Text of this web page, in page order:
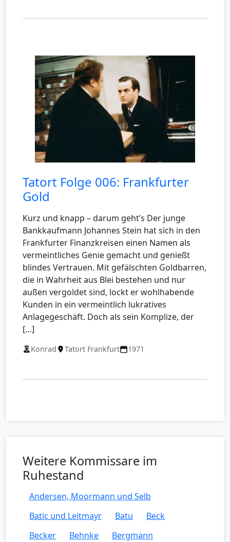
Tatort Folge 006: Frankfurter
Gold
Kurz und knapp – darum geht’s Der junge
Bankkaufmann Johannes Stein hat sich in den
Frankfurter Finanzkreisen einen Namen als
vermeintliches Genie gemacht und genießt
blindes Vertrauen. Mit gefälschten Goldbarren,
die in Wahrheit aus Blei bestehen und nur
außen vergoldet sind, lockt er wohlhabende
Kunden in ein vermeintlich lukratives
Anlagegeschäft. Doch als sein Komplize, der
[…]
Konrad Tatort Frankfurt 1971
Weitere Kommissare im
Ruhestand
Andersen, Moormann und Selb
Batic und Leitmayr
Batu
Beck
Becker
Behnke
Bergmann